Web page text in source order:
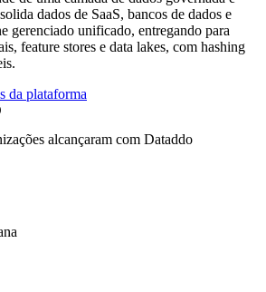
dados de SaaS, bancos de dados e
gerenciado unificado, entregando para
feature stores e data lakes, com hashing
da plataforma
alcançaram com Dataddo